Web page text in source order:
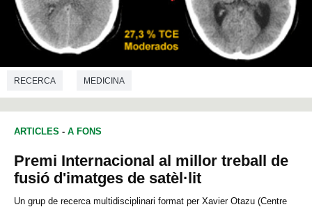
RECERCA MEDICINA
ARTICLES - A FONS
Premi Internacional al millor treball de
fusió d'imatges de satèl·lit
Un grup de recerca multidisciplinari format per Xavier Otazu (Centre